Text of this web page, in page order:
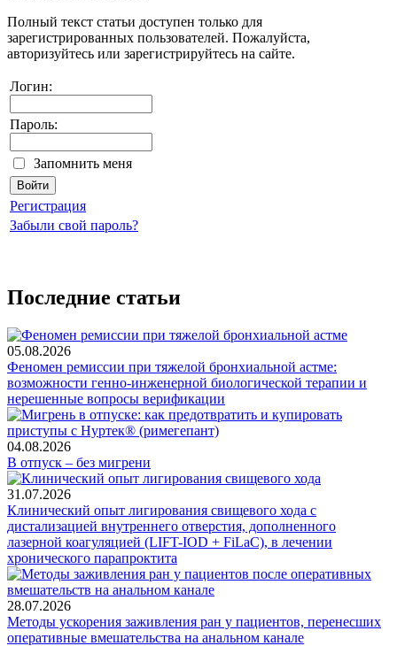
Полный текст статьи доступен только для
зарегистрированных пользователей. Пожалуйста,
авторизуйтесь или зарегистрируйтесь на сайте.
Логин:
Пароль:
Запомнить меня
Регистрация
Забыли свой пароль?
Последние статьи
05.08.2026
Феномен ремиссии при тяжелой бронхиальной астме:
возможности генно-инженерной биологической терапии и
нерешенные вопросы верификации
04.08.2026
В отпуск – без мигрени
31.07.2026
Клинический опыт лигирования свищевого хода с
дистализацией внутреннего отверстия, дополненного
лазерной коагуляцией (LIFT-IOD + FiLaC), в лечении
хронического парапроктита
28.07.2026
Методы ускорения заживления ран у пациентов, перенесших
оперативные вмешательства на анальном канале